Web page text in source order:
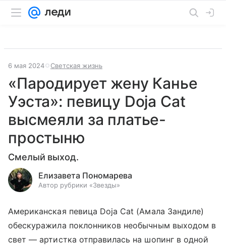
6 мая 2024 Светская жизнь
«Пародирует жену Канье
Уэста»: певицу Doja Cat
высмеяли за платье-
простыню
Смелый выход.
Елизавета Пономарева
Автор рубрики «Звезды»
Американская певица Doja Cat (Амала Зандиле)
обескуражила поклонников необычным выходом в
свет — артистка отправилась на шопинг в одной